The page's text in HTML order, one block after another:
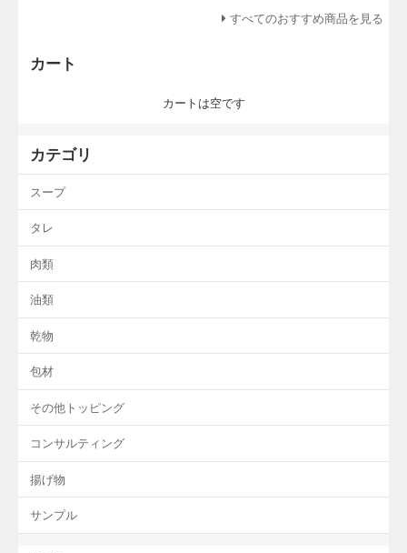
すべてのおすすめ商品を見る
カート
カートは空です
カテゴリ
スープ
タレ
肉類
油類
乾物
包材
その他トッピング
コンサルティング
揚げ物
サンプル